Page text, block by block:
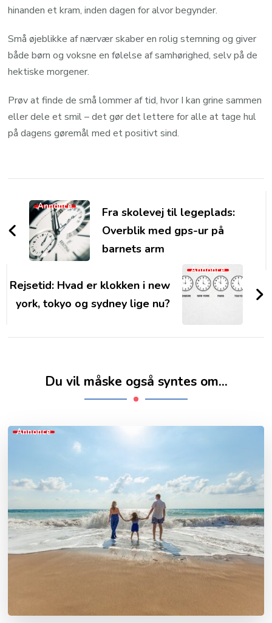
hinanden et kram, inden dagen for alvor begynder.
Små øjeblikke af nærvær skaber en rolig stemning og giver
både børn og voksne en følelse af samhørighed, selv på de
hektiske morgener.
Prøv at finde de små lommer af tid, hvor I kan grine sammen
eller dele et smil – det gør det lettere for alle at tage hul
på dagens gøremål med et positivt sind.
Navigation
Annonce
Fra skolevej til legeplads:
Overblik med gps-ur på
barnets arm
Annonce
Rejsetid: Hvad er klokken i new
york, tokyo og sydney lige nu?
Du vil måske også syntes om...
Annonce